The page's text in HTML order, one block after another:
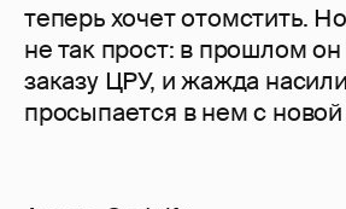
теперь хочет отомстить.
не так прост: в прошлом
заказу ЦРУ, и жажда
просыпается в нем с